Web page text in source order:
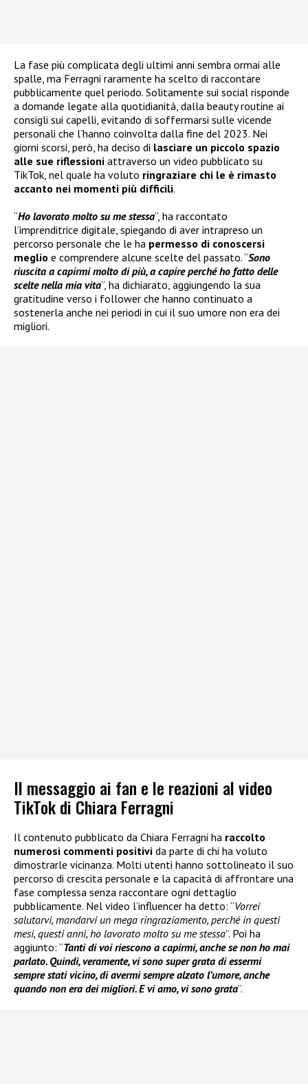
La fase più complicata degli ultimi anni sembra ormai alle
spalle, ma Ferragni raramente ha scelto di raccontare
pubblicamente quel periodo. Solitamente sui social risponde
a domande legate alla quotidianità, dalla beauty routine ai
consigli sui capelli, evitando di soffermarsi sulle vicende
personali che l’hanno coinvolta dalla fine del 2023. Nei
giorni scorsi, però, ha deciso di lasciare un piccolo spazio
alle sue riflessioni attraverso un video pubblicato su
TikTok, nel quale ha voluto ringraziare chi le è rimasto
accanto nei momenti più difficili.
“Ho lavorato molto su me stessa”, ha raccontato
l’imprenditrice digitale, spiegando di aver intrapreso un
percorso personale che le ha permesso di conoscersi
meglio e comprendere alcune scelte del passato. “Sono
riuscita a capirmi molto di più, a capire perché ho fatto delle
scelte nella mia vita”, ha dichiarato, aggiungendo la sua
gratitudine verso i follower che hanno continuato a
sostenerla anche nei periodi in cui il suo umore non era dei
migliori.
Il messaggio ai fan e le reazioni al video
TikTok di Chiara Ferragni
Il contenuto pubblicato da Chiara Ferragni ha raccolto
numerosi commenti positivi da parte di chi ha voluto
dimostrarle vicinanza. Molti utenti hanno sottolineato il suo
percorso di crescita personale e la capacità di affrontare una
fase complessa senza raccontare ogni dettaglio
pubblicamente. Nel video l’influencer ha detto: “Vorrei
salutarvi, mandarvi un mega ringraziamento, perché in questi
mesi, questi anni, ho lavorato molto su me stessa”. Poi ha
aggiunto: “Tanti di voi riescono a capirmi, anche se non ho mai
parlato. Quindi, veramente, vi sono super grata di essermi
sempre stati vicino, di avermi sempre alzato l’umore, anche
quando non era dei migliori. E vi amo, vi sono grata”.